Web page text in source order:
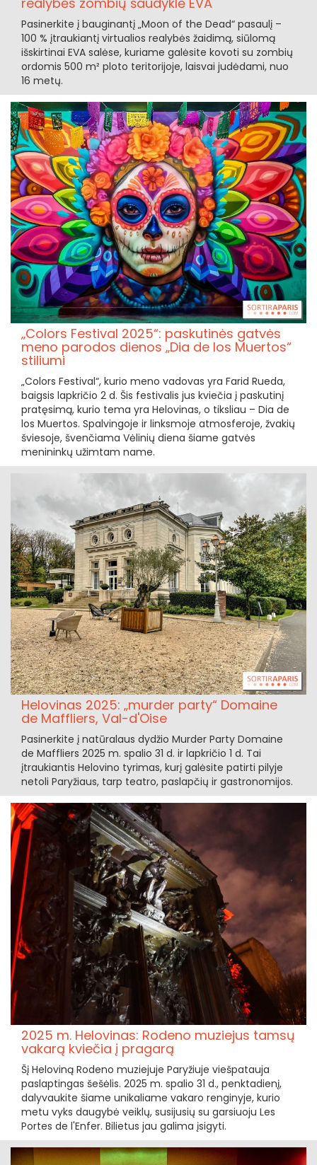
Pasinerkite į bauginantį „Moon of the Dead“ pasaulį –
100 % įtraukiantį virtualios realybės žaidimą, siūlomą
išskirtinai EVA salėse, kuriame galėsite kovoti su zombių
ordomis 500 m² ploto teritorijoje, laisvai judėdami, nuo
16 metų.
„Colors Festival 2025“: paskutinės gatvės
meno parodos dienos „Dia de los Muertos“
stiliumi
„Colors Festival“, kurio meno vadovas yra Farid Rueda,
baigsis lapkričio 2 d. Šis festivalis jus kviečia į paskutinį
pratęsimą, kurio tema yra Helovinas, o tiksliau – Dia de
los Muertos. Spalvingoje ir linksmoje atmosferoje, žvakių
šviesoje, švenčiama Vėlinių diena šiame gatvės
menininkų užimtam name.
Helovinas 2025: „murder party“ Domaine
de Maffliers, Val-d'Oise
Pasinerkite į natūralaus dydžio Murder Party Domaine
de Maffliers 2025 m. spalio 31 d. ir lapkričio 1 d. Tai
įtraukiantis Helovino tyrimas, kurį galėsite patirti pilyje
netoli Paryžiaus, tarp teatro, paslapčių ir gastronomijos.
2025 m. Helovinas: Rodeno muziejus tamsų
vakarą kviečia į pragarą
Šį Heloviną Rodeno muziejuje Paryžiuje viešpatauja
paslaptingas šešėlis. 2025 m. spalio 31 d., penktadienį,
dalyvaukite šiame unikaliame vakaro renginyje, kurio
metu vyks daugybė veiklų, susijusių su garsiuoju Les
Portes de l'Enfer. Bilietus jau galima įsigyti.